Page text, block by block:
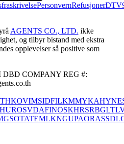
PersonvernRefusjonerDTV
AGENTS CO., LTD. ikke
og tilbyr bistand med ekstra
opplevelser så positive som
COMPANY REG #:
THKOVIMSIDFILKMMYKAHYNE
HUROSVDAFINOSKHRSRBGLT
SOTATEMLKNGUPAORASSD